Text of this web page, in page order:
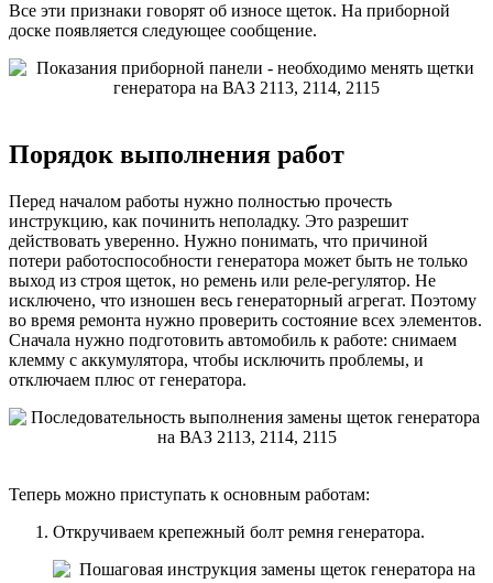
Все эти признаки говорят об износе щеток. На приборной
доске появляется следующее сообщение.
Порядок выполнения работ
Перед началом работы нужно полностью прочесть
инструкцию, как починить неполадку. Это разрешит
действовать уверенно. Нужно понимать, что причиной
потери работоспособности генератора может быть не только
выход из строя щеток, но ремень или реле-регулятор. Не
исключено, что изношен весь генераторный агрегат. Поэтому
во время ремонта нужно проверить состояние всех элементов.
Сначала нужно подготовить автомобиль к работе: снимаем
клемму с аккумулятора, чтобы исключить проблемы, и
отключаем плюс от генератора.
Теперь можно приступать к основным работам:
Откручиваем крепежный болт ремня генератора.